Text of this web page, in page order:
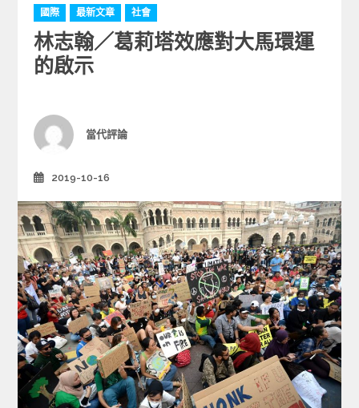
C
a
t
e
g
i
e
國際 最新文章 社會
林志翰／葛莉塔效應對大馬環運
的啟示
Author
當代評論
2019-10-16